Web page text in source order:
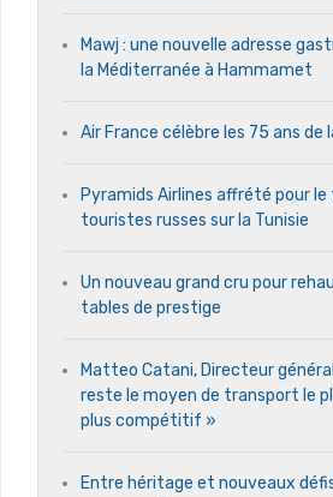
Mawj : une nouvelle adresse
la Méditerranée à Hammamet
Air France célèbre les 75 ans de
Pyramids Airlines affrété pour
touristes russes sur la Tunisie
Un nouveau grand cru pour
tables de prestige
Matteo Catani, Directeur
reste le moyen de transport le
plus compétitif »
Entre héritage et nouveaux